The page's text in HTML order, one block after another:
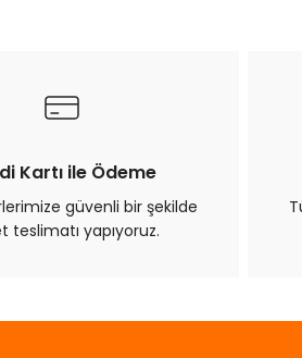
Kartı ile Ödeme
güvenli bir şekilde
teslimatı yapıyoruz.